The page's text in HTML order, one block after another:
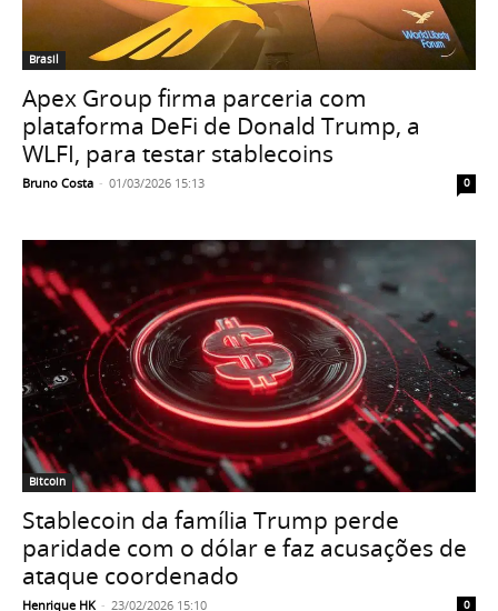
Brasil
Apex Group firma parceria com
plataforma DeFi de Donald Trump, a
WLFI, para testar stablecoins
Bruno Costa - 01/03/2026 15:13 0
Bitcoin
Stablecoin da família Trump perde
paridade com o dólar e faz acusações de
ataque coordenado
Henrique HK - 23/02/2026 15:10 0